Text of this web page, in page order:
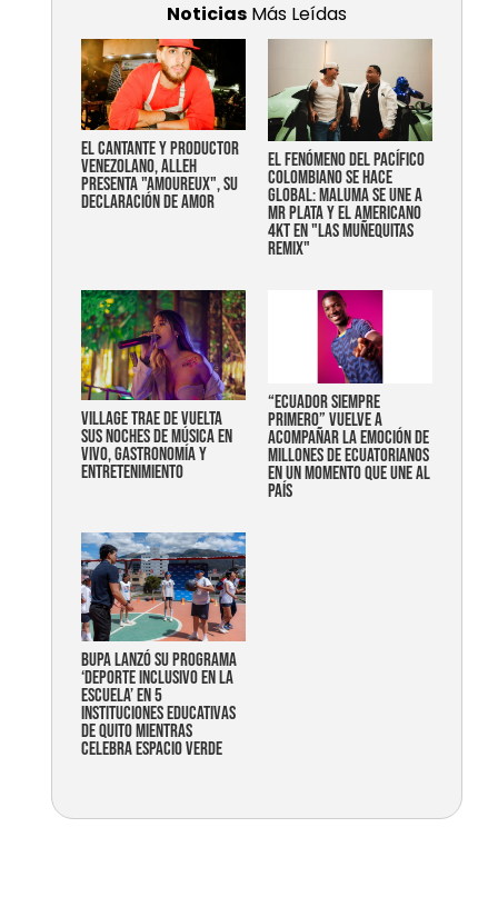
Noticias Más Leídas
EL CANTANTE Y PRODUCTOR
VENEZOLANO, ALLEH
PRESENTA "AMOUREUX", SU
DECLARACIÓN DE AMOR
EL FENÓMENO DEL PACÍFICO
COLOMBIANO SE HACE
GLOBAL: MALUMA SE UNE A
MR PLATA Y EL AMERICANO
4KT EN "LAS MUÑEQUITAS
REMIX"
Village trae de vuelta
sus noches de música en
vivo, gastronomía y
entretenimiento
“Ecuador siempre
primero” vuelve a
acompañar la emoción de
millones de ecuatorianos
en un momento que une al
país
Bupa lanzó su programa
‘Deporte Inclusivo en la
Escuela’ en 5
instituciones educativas
de Quito mientras
celebra espacio verde